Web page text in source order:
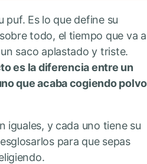
puf. Es lo que define su
todo, el tiempo que va a
saco aplastado y triste.
es la diferencia entre un
que acaba cogiendo polvo
iguales, y cada uno tiene su
para que sepas